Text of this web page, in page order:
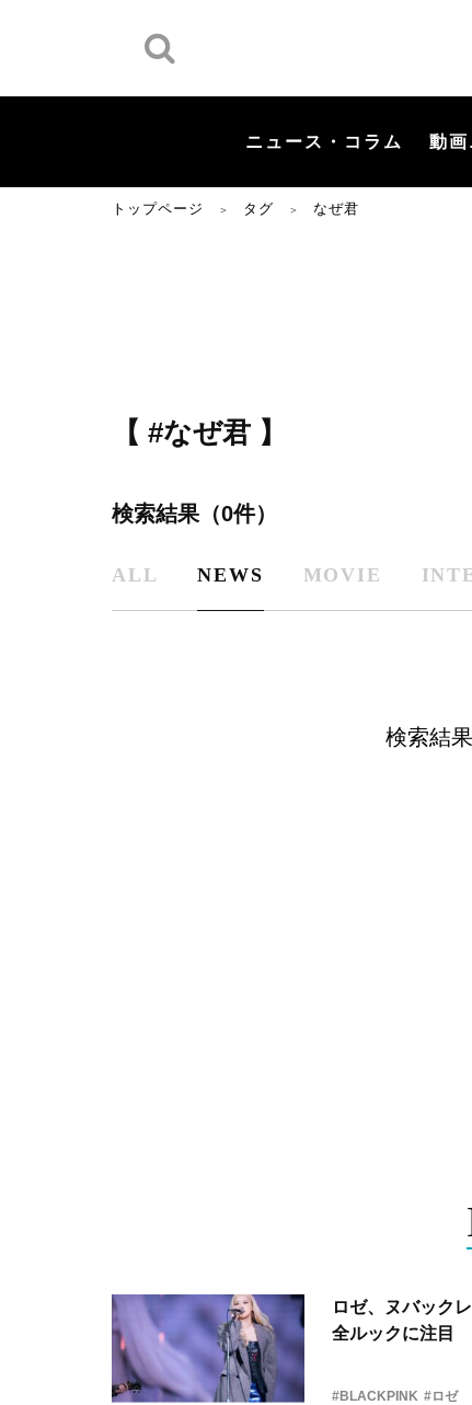
ニュース・コラム 動画
トップページ ＞ タグ ＞ なぜ君
【 #なぜ君 】
検索結果（0件）
ALL NEWS MOVIE
検索結
ロゼ、ヌバック
全ルックに注目
#BLACKPINK #ロゼ